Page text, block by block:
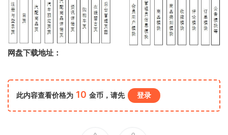
网盘下载地址：
此内容查看价格为 10 金币，请先 登录